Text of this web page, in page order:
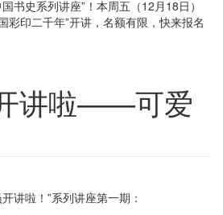
书史系列讲座”！本周五（12月18日）
彩印二千年”开讲，名额有限，快来报名
讲啦——可爱
讲啦！”系列讲座第一期：